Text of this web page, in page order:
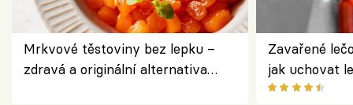
Mrkvové těstoviny bez lepku –
zdravá a originální alternativa
Zavařené
jak uchovat